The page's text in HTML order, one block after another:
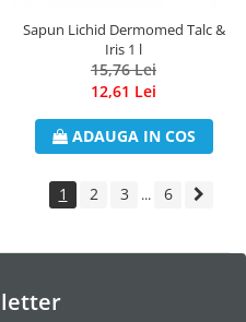
Sapun Lichid Dermomed Talc &
Iris 1 l
15,76 Lei
12,61 Lei
ADAUGA IN COS
1 2 3 ... 6